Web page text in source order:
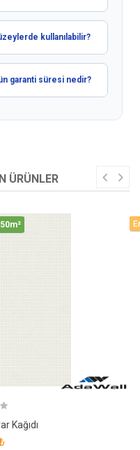
kullanılabilir?
garanti süresi nedir?
ÜRÜNLER
Kağıdı